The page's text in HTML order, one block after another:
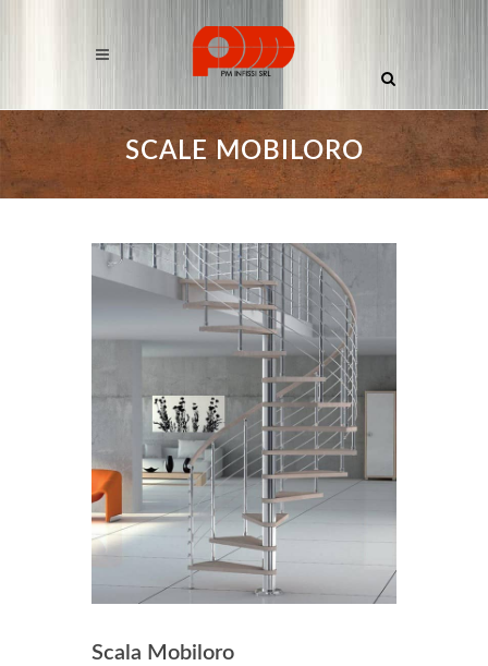
SCALE MOBILORO
Scala Mobiloro